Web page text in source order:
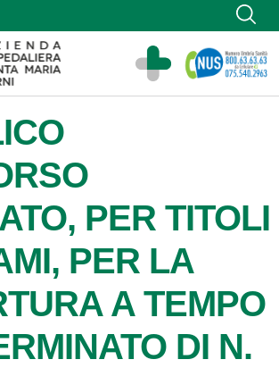
navigazione
Santa Maria di Terni
PER TITOLI
PER LA
A TEMPO
DI N.